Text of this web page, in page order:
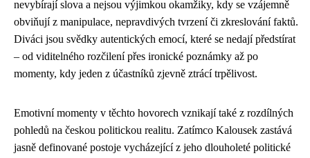
nevybírají slova a nejsou výjimkou okamžiky, kdy se vzájemně
obviňují z manipulace, nepravdivých tvrzení či zkreslování faktů.
Diváci jsou svědky autentických emocí, které se nedají předstírat
– od viditelného rozčilení přes ironické poznámky až po
momenty, kdy jeden z účastníků zjevně ztrácí trpělivost.
Emotivní momenty v těchto hovorech vznikají také z rozdílných
pohledů na českou politickou realitu. Zatímco Kalousek zastává
jasně definované postoje vycházející z jeho dlouholeté politické